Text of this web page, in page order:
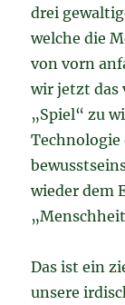
drei
welche die
von vorn
wir jetzt das
„Spiel“ zu
Technologie
wieder dem
Das ist ein
unsere